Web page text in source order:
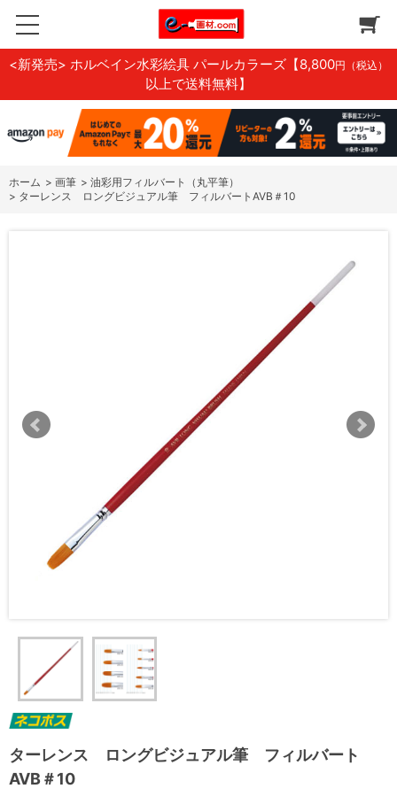
<新発売> ホルベイン水彩絵具 パールカラーズ 【8,800円（税込）
以上で送料無料】
ホーム > 画筆 > 油彩用フィルバート（丸平筆）
> ターレンス ロングビジュアル筆 フィルバートAVB＃10
ターレンス ロングビジュアル筆 フィルバート
AVB＃10